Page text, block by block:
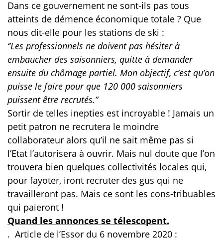
Dans ce gouvernement ne sont-ils pas tous
atteints de démence économique totale ? Que
nous dit-elle pour les stations de ski :
‘’Les professionnels ne doivent pas hésiter à
embaucher des saisonniers, quitte à demander
ensuite du chômage partiel. Mon objectif, c’est qu’on
puisse le faire pour que 120 000 saisonniers
puissent être recrutés.’’
Sortir de telles inepties est incroyable ! Jamais un
petit patron ne recrutera le moindre
collaborateur alors qu’il ne sait même pas si
l’Etat l’autorisera à ouvrir. Mais nul doute que l’on
trouvera bien quelques collectivités locales qui,
pour fayoter, iront recruter des gus qui ne
travailleront pas. Mais ce sont les cons-tribuables
qui paieront !
Quand les annonces se télescopent.
. Article de l’Essor du 6 novembre 2020 :